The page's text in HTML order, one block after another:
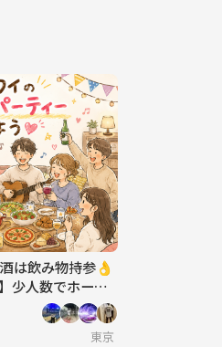
しい・地方出身者の方～是非来て下
は飲み物持参👌
少人数でホーム
のランチ会😋🍴
東京